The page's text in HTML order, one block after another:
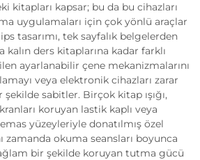
kitapları kapsar; bu da bu cihazları
uygulamaları için çok yönlü araçlar
tasarımı, tek sayfalık belgelerden
kalın ders kitaplarına kadar farklı
ayarlanabilir çene mekanizmalarını
veya elektronik cihazları zarar
sabitler. Birçok kitap ışığı,
koruyan lastik kaplı veya
yüzeyleriyle donatılmış özel
zamanda okuma seansları boyunca
bir şekilde koruyan tutma gücü